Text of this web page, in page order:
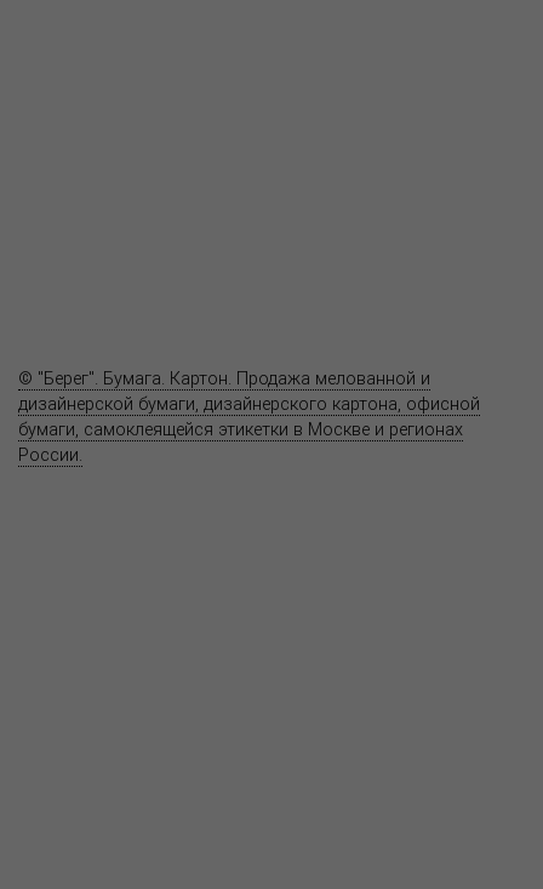
© "Берег". Бумага. Картон. Продажа мелованной и
дизайнерской бумаги, дизайнерского картона, офисной
бумаги, самоклеящейся этикетки в Москве и регионах
России.